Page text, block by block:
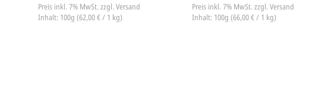
Preis inkl. 7% MwSt.zzgl. Versand
Inhalt: 100g (62,00 € / 1 kg)
Preis inkl. 7% MwSt.zzgl. Versand
Inhalt: 100g (66,00 € / 1 kg)